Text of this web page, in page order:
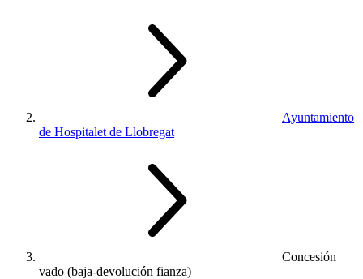
Ayuntamiento
de Hospitalet de Llobregat
Concesión
vado (baja-devolución fianza)